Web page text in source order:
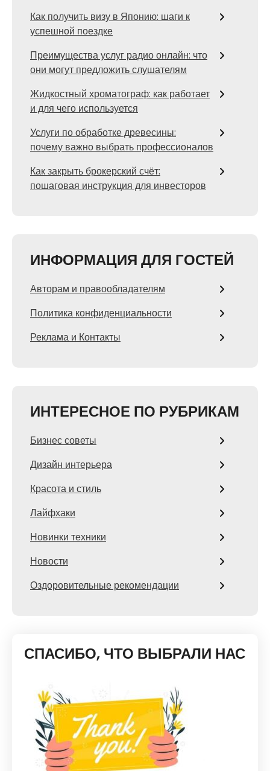
Как получить визу в Японию: шаги к
успешной поездке
Преимущества услуг радио онлайн: что
они могут предложить слушателям
Жидкостный хроматограф: как работает
и для чего используется
Услуги по обработке древесины:
почему важно выбрать профессионалов
Как закрыть брокерский счёт:
пошаговая инструкция для инвесторов
ИНФОРМАЦИЯ ДЛЯ ГОСТЕЙ
Авторам и правообладателям
Политика конфиденциальности
Реклама и Контакты
ИНТЕРЕСНОЕ ПО РУБРИКАМ
Бизнес советы
Дизайн интерьера
Красота и стиль
Лайфхаки
Новинки техники
Новости
Оздоровительные рекомендации
СПАСИБО, ЧТО ВЫБРАЛИ НАС